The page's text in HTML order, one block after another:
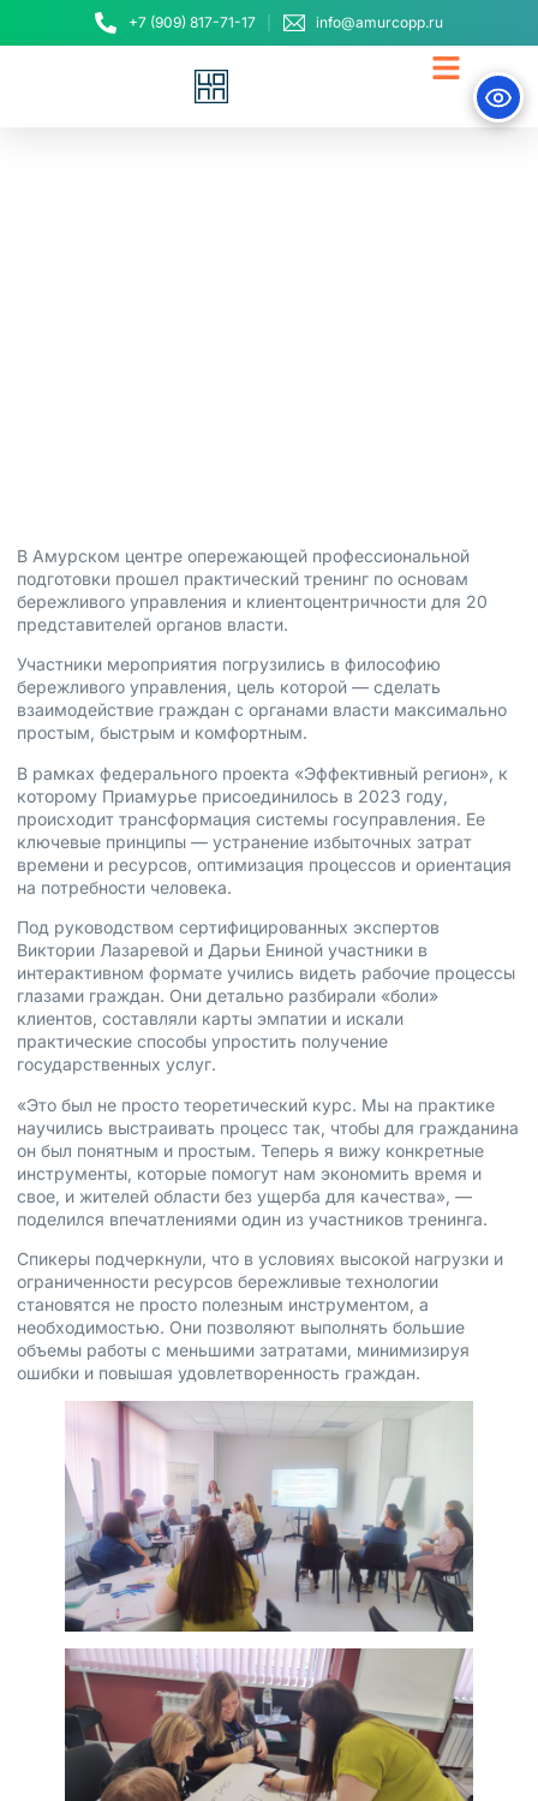
+7 (909) 817-71-17 info@amurcopp.ru
В Амурском центре опережающей профессиональной
подготовки прошел практический тренинг по основам
бережливого управления и клиентоцентричности для 20
представителей органов власти.
Участники мероприятия погрузились в философию
бережливого управления, цель которой — сделать
взаимодействие граждан с органами власти максимально
простым, быстрым и комфортным.
В рамках федерального проекта «Эффективный регион», к
которому Приамурье присоединилось в 2023 году,
происходит трансформация системы госуправления. Ее
ключевые принципы — устранение избыточных затрат
времени и ресурсов, оптимизация процессов и ориентация
на потребности человека.
Под руководством сертифицированных экспертов
Виктории Лазаревой и Дарьи Ениной участники в
интерактивном формате учились видеть рабочие процессы
глазами граждан. Они детально разбирали «боли»
клиентов, составляли карты эмпатии и искали
практические способы упростить получение
государственных услуг.
«Это был не просто теоретический курс. Мы на практике
научились выстраивать процесс так, чтобы для гражданина
он был понятным и простым. Теперь я вижу конкретные
инструменты, которые помогут нам экономить время и
свое, и жителей области без ущерба для качества», —
поделился впечатлениями один из участников тренинга.
Спикеры подчеркнули, что в условиях высокой нагрузки и
ограниченности ресурсов бережливые технологии
становятся не просто полезным инструментом, а
необходимостью. Они позволяют выполнять большие
объемы работы с меньшими затратами, минимизируя
ошибки и повышая удовлетворенность граждан.